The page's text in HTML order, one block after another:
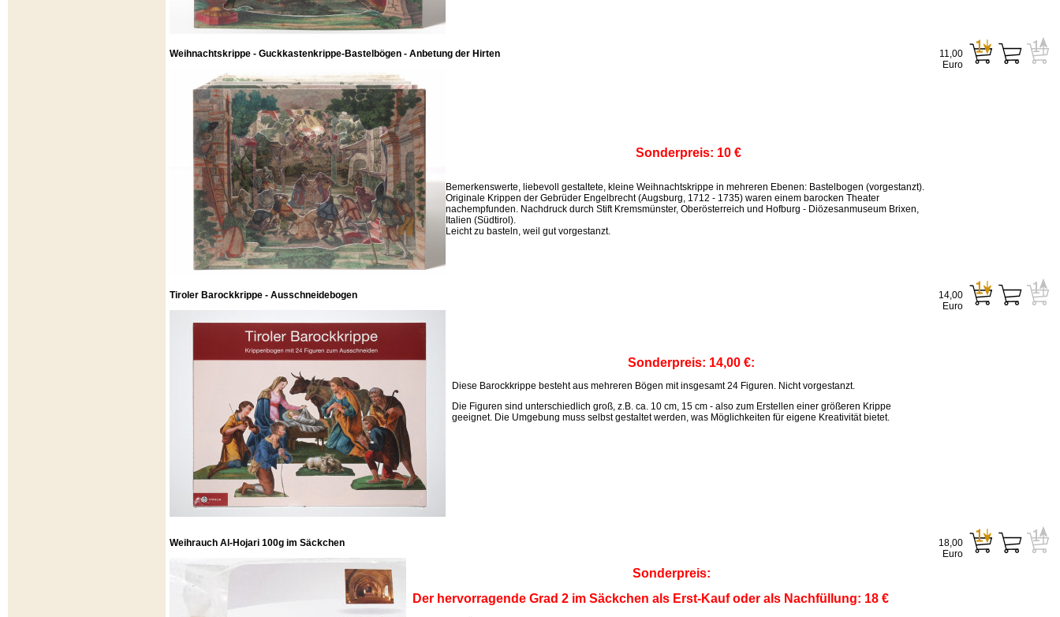
Weihnachtskrippe - Guckkastenkrippe-Bastelbögen - Anbetung der Hirten
Sonderpreis: 10 €
Bemerkenswerte, liebevoll gestaltete, kleine Weihnachtskrippe in mehreren Ebenen: Bastelbogen (vorgestanzt).
Originale Krippen der Gebrüder Engelbrecht (Augsburg, 1712 - 1735) waren einem barocken Theater
nachempfunden. Nachdruck durch Stift Kremsmünster, Oberösterreich und Hofburg - Diözesanmuseum Brixen,
Italien (Südtirol).
Leicht zu basteln, weil gut vorgestanzt.
11,00
Euro
Tiroler Barockkrippe - Ausschneidebogen
Sonderpreis: 14,00 €:
Diese Barockkrippe besteht aus mehreren Bögen mit insgesamt 24 Figuren. Nicht vorgestanzt.
Die Figuren sind unterschiedlich groß, z.B. ca. 10 cm, 15 cm - also zum Erstellen einer größeren Krippe
geeignet. Die Umgebung muss selbst gestaltet werden, was Möglichkeiten für eigene Kreativität bietet.
14,00
Euro
Weihrauch Al-Hojari 100g im Säckchen
Sonderpreis:
Der hervorragende Grad 2 im Säckchen als Erst-Kauf oder als Nachfüllung: 18 €
18,00
Euro